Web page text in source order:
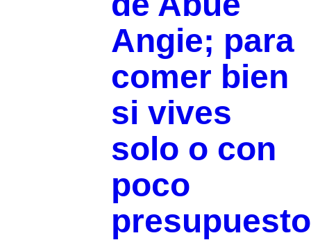
Angie; para
comer bien
si vives
solo o con
poco
presupuesto